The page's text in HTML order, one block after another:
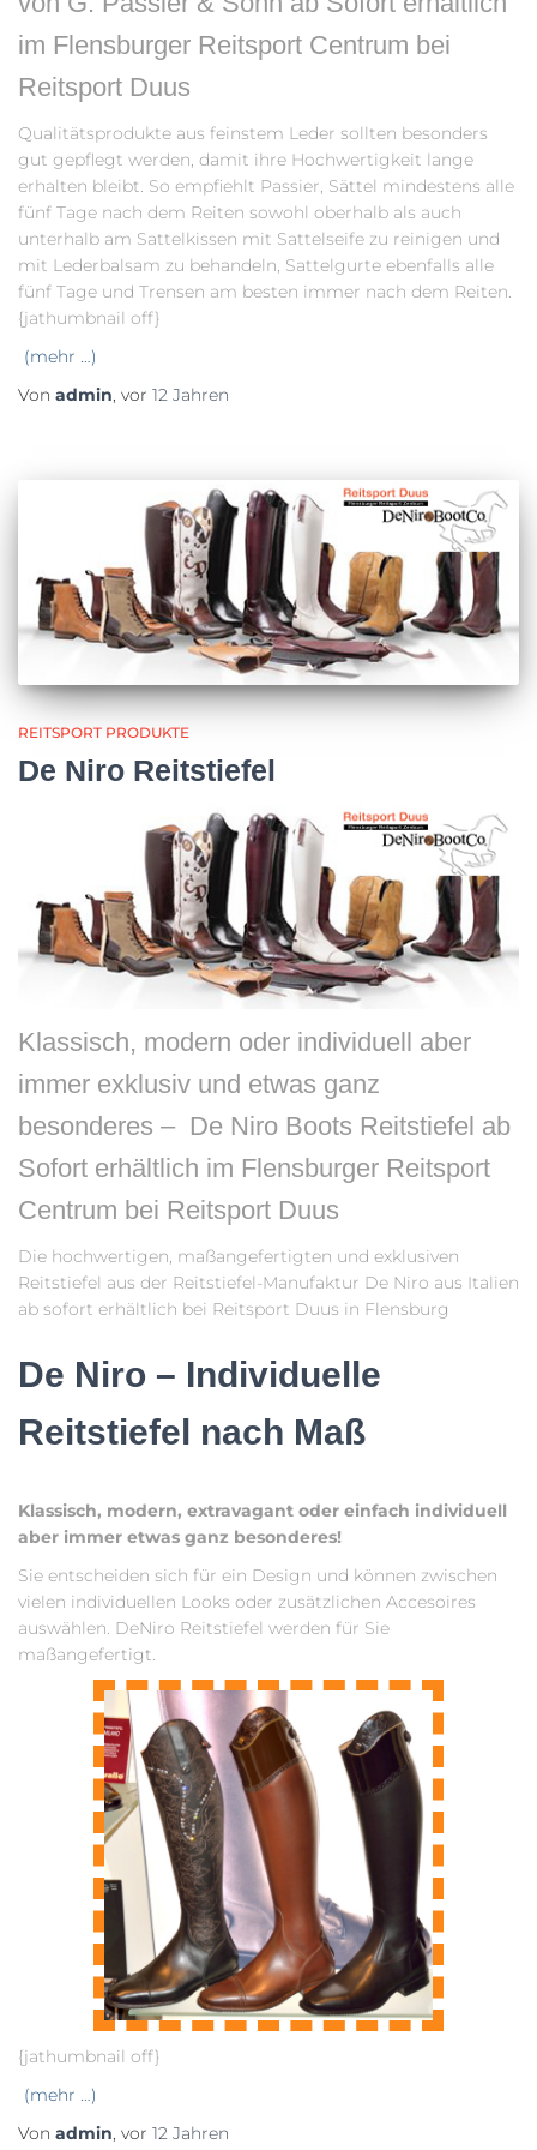
im Flensburger Reitsport Centrum bei
Reitsport Duus
Qualitätsprodukte aus feinstem Leder sollten besonders
gut gepflegt werden, damit ihre Hochwertigkeit lange
erhalten bleibt. So empfiehlt Passier, Sättel mindestens alle
fünf Tage nach dem Reiten sowohl oberhalb als auch
unterhalb am Sattelkissen mit Sattelseife zu reinigen und
mit Lederbalsam zu behandeln, Sattelgurte ebenfalls alle
fünf Tage und Trensen am besten immer nach dem Reiten.
{jathumbnail off}
(mehr …)
Von admin, vor 12 Jahren
REITSPORT PRODUKTE
De Niro Reitstiefel
Klassisch, modern oder individuell aber
immer exklusiv und etwas ganz
besonderes – De Niro Boots Reitstiefel ab
Sofort erhältlich im Flensburger Reitsport
Centrum bei Reitsport Duus
Die hochwertigen, maßangefertigten und exklusiven
Reitstiefel aus der Reitstiefel-Manufaktur De Niro aus Italien
ab sofort erhältlich bei Reitsport Duus in Flensburg
De Niro – Individuelle
Reitstiefel nach Maß
Klassisch, modern, extravagant oder einfach individuell
aber immer etwas ganz besonderes!
Sie entscheiden sich für ein Design und können zwischen
vielen individuellen Looks oder zusätzlichen Accesoires
auswählen. DeNiro Reitstiefel werden für Sie
maßangefertigt.
{jathumbnail off}
(mehr …)
Von admin , vor 12 Jahren